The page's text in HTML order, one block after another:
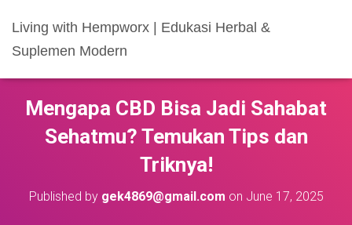
Living with Hempworx | Edukasi Herbal &
Suplemen Modern
Mengapa CBD Bisa Jadi Sahabat
Sehatmu? Temukan Tips dan
Triknya!
Published by gek4869@gmail.com on June 17, 2025